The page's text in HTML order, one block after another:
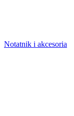
Notatnik i akcesoria